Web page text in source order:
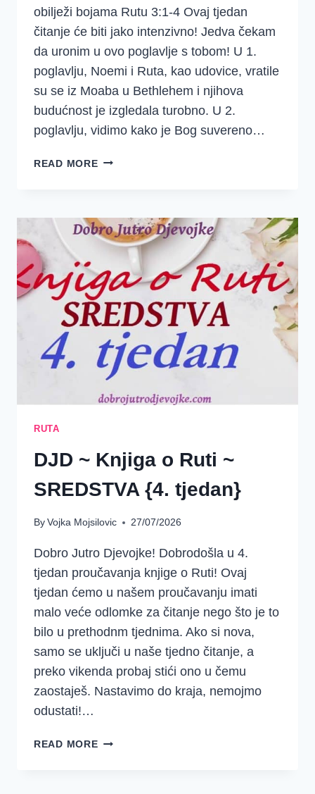
obilježi bojama Rutu 3:1-4 Ovaj tjedan
čitanje će biti jako intenzivno! Jedva čekam
da uronim u ovo poglavlje s tobom! U 1.
poglavlju, Noemi i Ruta, kao udovice, vratile
su se iz Moaba u Bethlehem i njihova
budućnost je izgledala turobno. U 2.
poglavlju, vidimo kako je Bog suvereno…
READ MORE4.
1.
DAN
BOŽJI
PLAN
RUTA
DJD ~ Knjiga o Ruti ~
SREDSTVA {4. tjedan}
ByVojka Mojsilovic 27/07/2026
Dobro Jutro Djevojke! Dobrodošla u 4.
tjedan proučavanja knjige o Ruti! Ovaj
tjedan ćemo u našem proučavanju imati
malo veće odlomke za čitanje nego što je to
bilo u prethodnm tjednima. Ako si nova,
samo se uključi u naše tjedno čitanje, a
preko vikenda probaj stići ono u čemu
zaostaješ. Nastavimo do kraja, nemojmo
odustati!…
READ MOREDJD